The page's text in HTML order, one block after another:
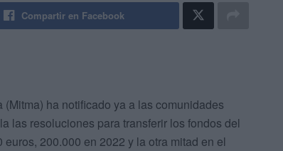
Compartir en Facebook
ha notificado ya a las comunidades
las resoluciones para transferir los fondos del
200.000 en 2022 y la otra mitad en el